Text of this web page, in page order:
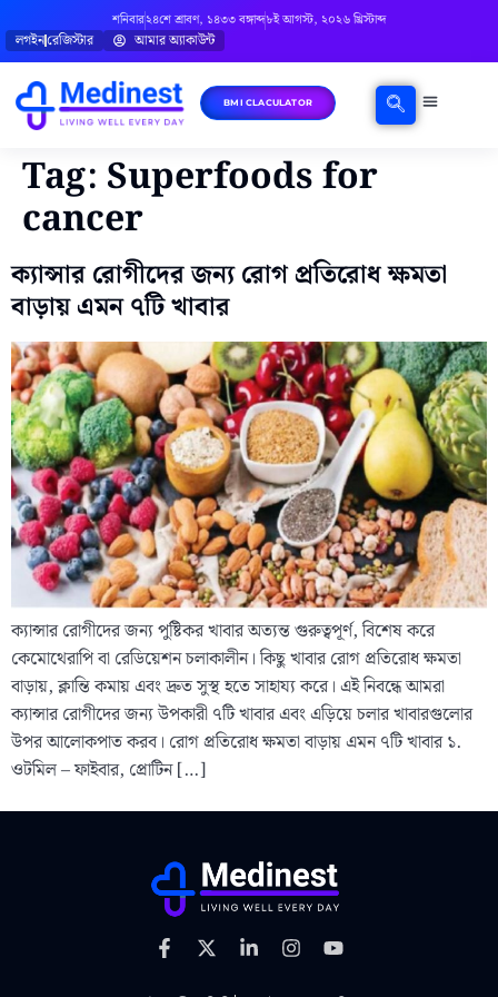
শনিবার২৪শে শ্রাবণ, ১৪৩৩ বঙ্গাব্দ৮ই আগস্ট, ২০২৬ খ্রিস্টাব্দ
লগইনরেজিস্টার আমার অ্যাকাউন্ট
BMI CLACULATOR
Tag: Superfoods for
cancer
ক্যান্সার রোগীদের জন্য রোগ প্রতিরোধ ক্ষমতা
বাড়ায় এমন ৭টি খাবার
ক্যান্সার রোগীদের জন্য পুষ্টিকর খাবার অত্যন্ত গুরুত্বপূর্ণ, বিশেষ করে
কেমোথেরাপি বা রেডিয়েশন চলাকালীন। কিছু খাবার রোগ প্রতিরোধ ক্ষমতা
বাড়ায়, ক্লান্তি কমায় এবং দ্রুত সুস্থ হতে সাহায্য করে। এই নিবন্ধে আমরা
ক্যান্সার রোগীদের জন্য উপকারী ৭টি খাবার এবং এড়িয়ে চলার খাবারগুলোর
উপর আলোকপাত করব। রোগ প্রতিরোধ ক্ষমতা বাড়ায় এমন ৭টি খাবার ১.
ওটমিল – ফাইবার, প্রোটিন […]